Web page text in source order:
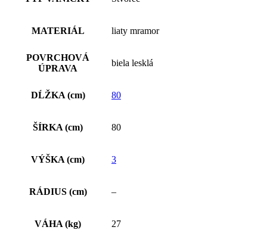
MATERIÁL liaty mramor
POVRCHOVÁ
ÚPRAVA
biela lesklá
DĹŽKA (cm) 80
ŠÍRKA (cm) 80
VÝŠKA (cm) 3
RÁDIUS (cm) –
VÁHA (kg) 27